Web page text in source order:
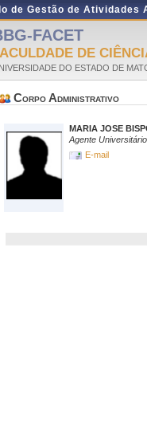
de Gestão de Atividades
FACET
DE
DO ESTADO DE
Corpo Administrativo
MARIA JOSE
Agente Universitário
E-mail